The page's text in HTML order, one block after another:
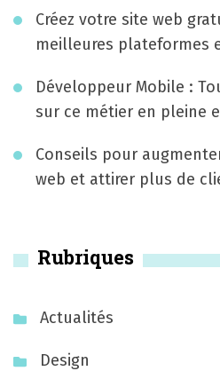
d
s
t
c
l
Créez votre site web
meilleures plateformes
Développeur Mobile :
sur ce métier en pleine
Conseils pour
web et attirer plus de
Rubriques
Actualités
Design